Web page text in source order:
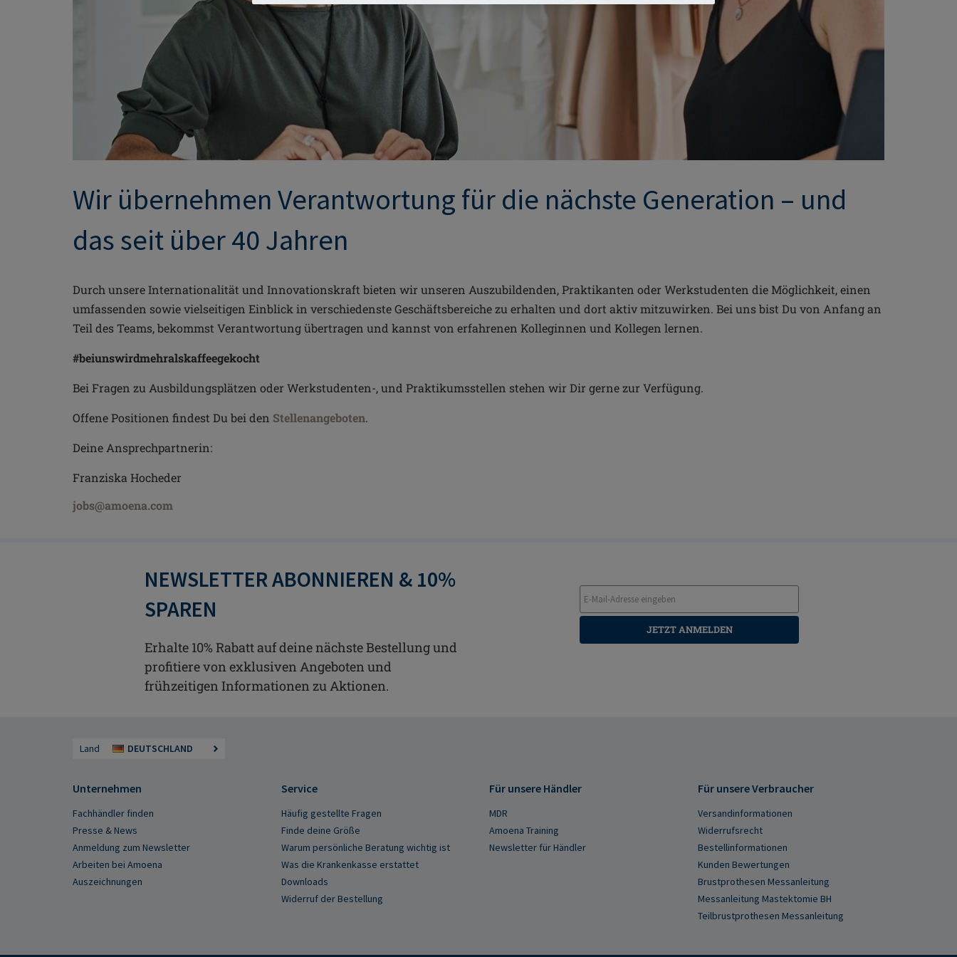
Wir übernehmen Verantwortung für die nächste Generation – und
das seit über 40 Jahren
Durch unsere Internationalität und Innovationskraft bieten wir unseren Auszubildenden, Praktikanten oder Werkstudenten die Möglichkeit, einen
umfassenden sowie vielseitigen Einblick in verschiedenste Geschäftsbereiche zu erhalten und dort aktiv mitzuwirken. Bei uns bist Du von Anfang an
Teil des Teams, bekommst Verantwortung übertragen und kannst von erfahrenen Kolleginnen und Kollegen lernen.
#beiunswirdmehralskaffeegekocht
Bei Fragen zu Ausbildungsplätzen oder Werkstudenten-, und Praktikumsstellen stehen wir Dir gerne zur Verfügung.
Offene Positionen findest Du bei den Stellenangeboten.
Deine Ansprechpartnerin:
Franziska Hocheder
jobs@amoena.com
NEWSLETTER ABONNIEREN & 10%
SPAREN
Erhalte 10% Rabatt auf deine nächste Bestellung und
profitiere von exklusiven Angeboten und
frühzeitigen Informationen zu Aktionen.
JETZT ANMELDEN
Land DEUTSCHLAND
Unternehmen
Fachhändler finden
Presse & News
Anmeldung zum Newsletter
Arbeiten bei Amoena
Auszeichnungen
Service
Häufig gestellte Fragen
Finde deine Größe
Warum persönliche Beratung wichtig ist
Was die Krankenkasse erstattet
Downloads
Widerruf der Bestellung
Für unsere Händler
MDR
Amoena Training
Newsletter für Händler
Für unsere Verbraucher
Versandinformationen
Widerrufsrecht
Bestellinformationen
Kunden Bewertungen
Brustprothesen Messanleitung
Messanleitung Mastektomie BH
Teilbrustprothesen Messanleitung